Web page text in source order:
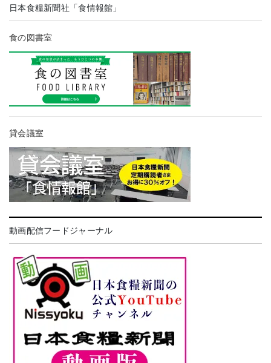
日本食糧新聞社「食情報館」
食の図書室
貸会議室
動画配信フードジャーナル